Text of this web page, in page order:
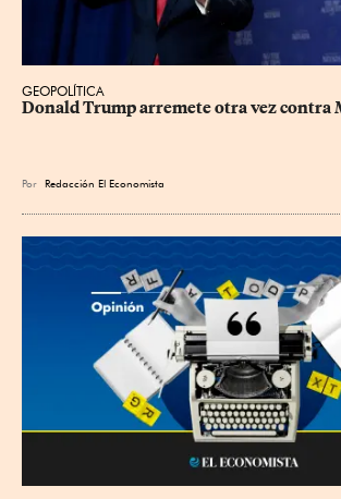
GEOPOLÍTICA
Donald Trump arremete otra vez contra
Por Redacción El Economista